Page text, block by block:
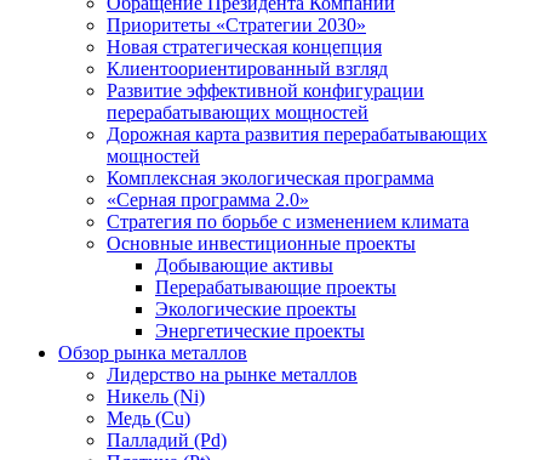
Приоритеты «Стратегии 2030»
Новая стратегическая концепция
Клиентоориентированный взгляд
Развитие эффективной конфигурации
перерабатывающих мощностей
Дорожная карта развития перерабатывающих
мощностей
Комплексная экологическая программа
«Серная программа 2.0»
Стратегия по борьбе с изменением климата
Основные инвестиционные проекты
Добывающие активы
Перерабатывающие проекты
Экологические проекты
Энергетические проекты
Обзор рынка металлов
Лидерство на рынке металлов
Никель (Ni)
Медь (Cu)
Палладий (Pd)